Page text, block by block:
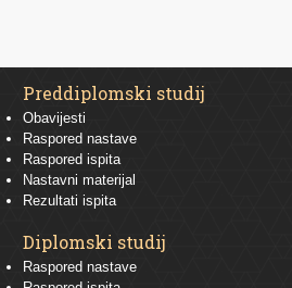
Preddiplomski studij
Obavijesti
Raspored nastave
Raspored ispita
Nastavni materijal
Rezultati ispita
Diplomski studij
Raspored nastave